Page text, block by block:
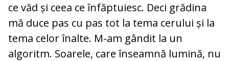
ce văd și ceea ce înfăptuiesc. Deci grădina
mă duce pas cu pas tot la tema cerului și la
tema celor înalte. M-am gândit la un
algoritm. Soarele, care înseamnă lumină, nu